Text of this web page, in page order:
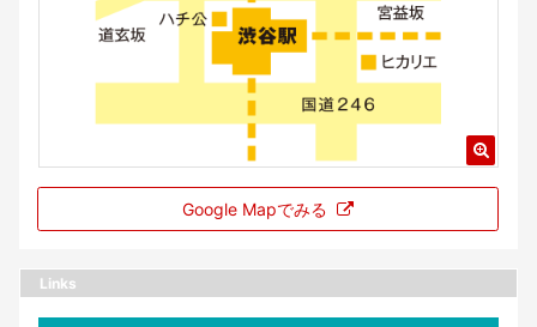
Google Mapでみる
Links